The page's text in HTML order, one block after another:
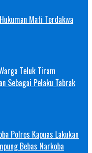
Mati Terdakwa
Teluk Tiram
Sebagai Pelaku Tabrak
Polres Kapuas Lakukan
Bebas Narkoba